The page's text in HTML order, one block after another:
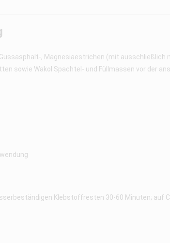
, Magnesiaestrichen (mit
sowie Wakol Spachtel- und Füllmassen vor der
Klebstoffresten 30-60 Minuten; auf